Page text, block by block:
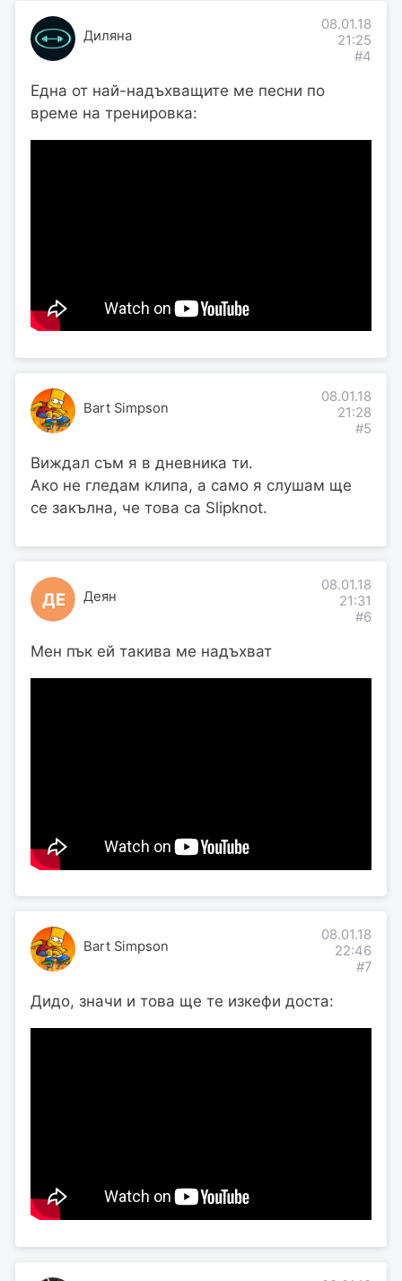
Диляна
08.01.18
21:25
#4
Една от най-надъхващите ме песни по
време на тренировка:
Bart Simpson
08.01.18
21:28
#5
Виждал съм я в дневника ти.
Ако не гледам клипа, а само я слушам ще
се закълна, че това са Slipknot.
ДЕ Деян
08.01.18
21:31
#6
Мен пък ей такива ме надъхват
Bart Simpson
08.01.18
22:46
#7
Дидо, значи и това ще те изкефи доста: